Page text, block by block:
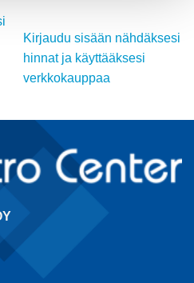
Kirjaudu sisään nähdäksesi
hinnat ja käyttääksesi
verkkokauppaa